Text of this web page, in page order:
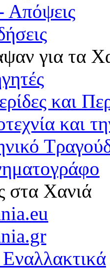
Απόψεις
για τα
και
και
στα Χανιά
Εναλλακτικά